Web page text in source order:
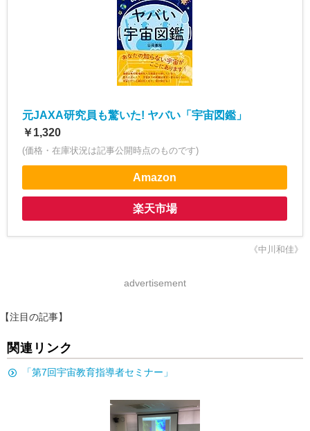
元JAXA研究員も驚いた! ヤバい「宇宙図鑑」
￥1,320
(価格・在庫状況は記事公開時点のものです)
Amazon
楽天市場
《中川和佳》
advertisement
【注目の記事】
関連リンク
「第7回宇宙教育指導者セミナー」